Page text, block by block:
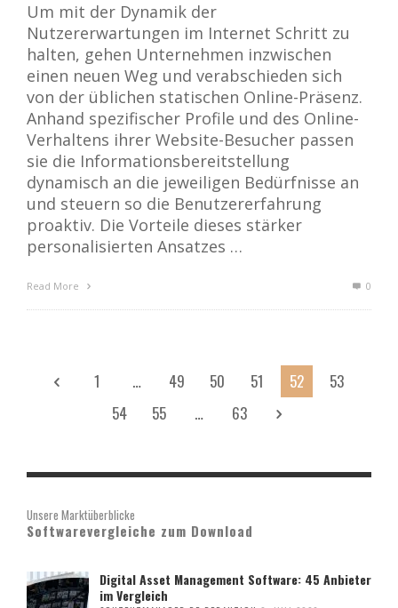
Um mit der Dynamik der
Nutzererwartungen im Internet Schritt zu
halten, gehen Unternehmen inzwischen
einen neuen Weg und verabschieden sich
von der üblichen statischen Online-Präsenz.
Anhand spezifischer Profile und des Online-
Verhaltens ihrer Website-Besucher passen
sie die Informationsbereitstellung
dynamisch an die jeweiligen Bedürfnisse an
und steuern so die Benutzererfahrung
proaktiv. Die Vorteile dieses stärker
personalisierten Ansatzes …
Read More 0
1 … 49 50 51 52
53
54
55 … 63
Unsere Marktüberblicke
Softwarevergleiche zum Download
Digital Asset Management Software: 45 Anbieter
im Vergleich